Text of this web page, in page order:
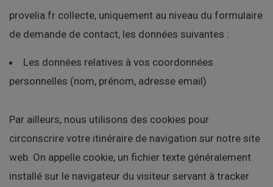
provelia.fr collecte, uniquement au niveau du formulaire
de demande de contact, les données suivantes :
Les données relatives à vos coordonnées
personnelles (nom, prénom, adresse email)
Par ailleurs, nous utilisons des cookies pour
circonscrire votre itinéraire de navigation sur notre site
web. On appelle cookie, un fichier texte généralement
installé sur le navigateur du visiteur servant à tracker